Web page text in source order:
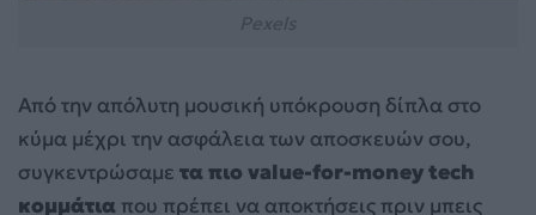
Από την απόλυτη μουσική υπόκρουση δίπλα στο
κύμα μέχρι την ασφάλεια των αποσκευών σου,
συγκεντρώσαμε τα πιο value-for-money tech
κομμάτια που πρέπει να αποκτήσεις πριν μπεις